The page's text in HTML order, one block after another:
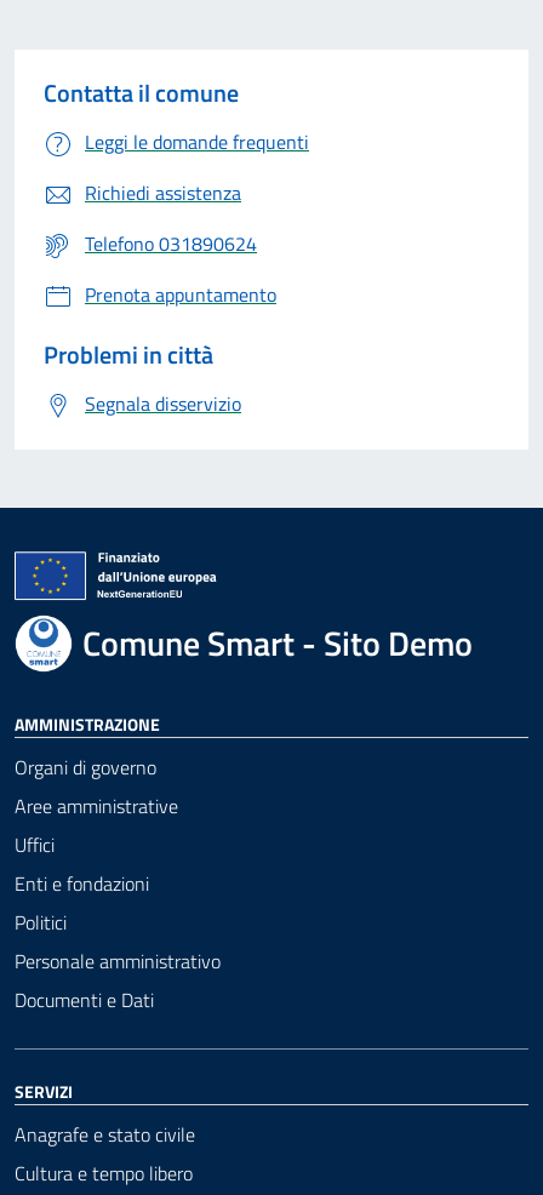
Contatta il comune
Leggi le domande frequenti
Richiedi assistenza
Telefono 031890624
Prenota appuntamento
Problemi in città
Segnala disservizio
Comune Smart - Sito Demo
AMMINISTRAZIONE
Organi di governo
Aree amministrative
Uffici
Enti e fondazioni
Politici
Personale amministrativo
Documenti e Dati
SERVIZI
Anagrafe e stato civile
Cultura e tempo libero